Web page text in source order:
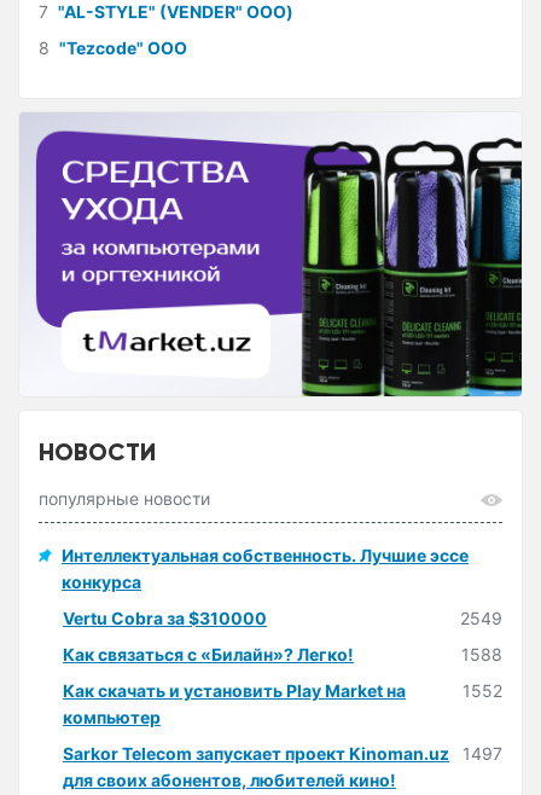
7 "AL-STYLE" (VENDER" ООО)
8 "Tezcode" ООО
НОВОСТИ
популярные новости
Интеллектуальная собственность. Лучшие эссе
конкурса
Vertu Cobra за $310000
2549
Как связаться с «Билайн»? Легко!
1588
Как скачать и установить Play Market на
компьютер
1552
Sarkor Telecom запускает проект Kinoman.uz
для своих абонентов, любителей кино!
1497